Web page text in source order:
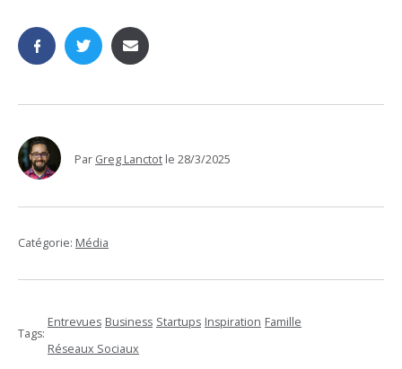
Par Greg Lanctot le 28/3/2025
Catégorie: Média
Tags:
Entrevues Business Startups Inspiration Famille
Réseaux Sociaux